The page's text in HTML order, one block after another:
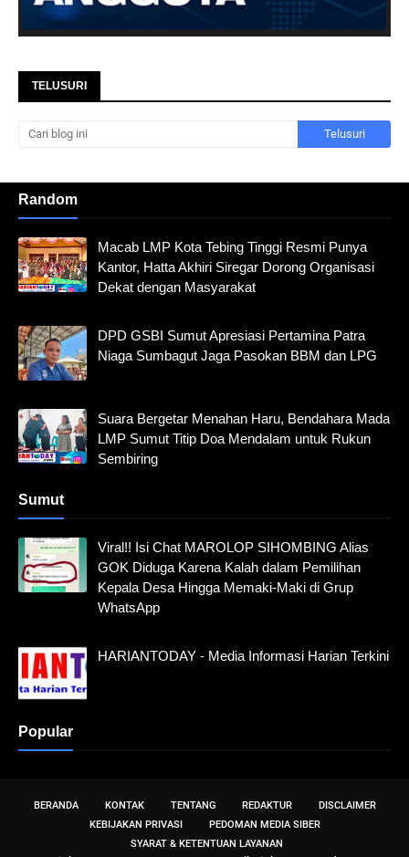
TELUSURI
Random
Macab LMP Kota Tebing Tinggi Resmi Punya
Kantor, Hatta Akhiri Siregar Dorong Organisasi
Dekat dengan Masyarakat
DPD GSBI Sumut Apresiasi Pertamina Patra
Niaga Sumbagut Jaga Pasokan BBM dan LPG
Suara Bergetar Menahan Haru, Bendahara Mada
LMP Sumut Titip Doa Mendalam untuk Rukun
Sembiring
Sumut
Viral!! Isi Chat MAROLOP SIHOMBING Alias
GOK Diduga Karena Kalah dalam Pemilihan
Kepala Desa Hingga Memaki-Maki di Grup
WhatsApp
HARIANTODAY - Media Informasi Harian Terkini
Popular
BERANDA KONTAK TENTANG REDAKTUR
DISCLAIMER
KEBIJAKAN PRIVASI
PEDOMAN MEDIA SIBER
SYARAT & KETENTUAN LAYANAN